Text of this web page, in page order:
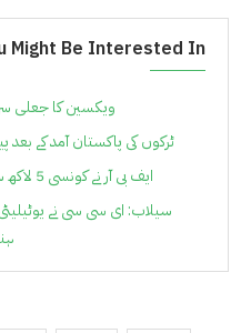
Might Be Interested In
ویکسین کا جعلی
ٹرکوں کی پاکستان آمد کے بعد
ایف بی آر نے کونسی 5 لاکھ سمیں بلاک کرنے کا فیصلہ کرلیا؟